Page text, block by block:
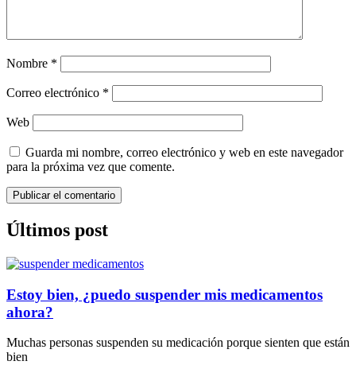
Nombre *
Correo electrónico *
Web
Guarda mi nombre, correo electrónico y web en este navegador
para la próxima vez que comente.
Últimos post
Estoy bien, ¿puedo suspender mis medicamentos
ahora?
Muchas personas suspenden su medicación porque sienten que están
bien